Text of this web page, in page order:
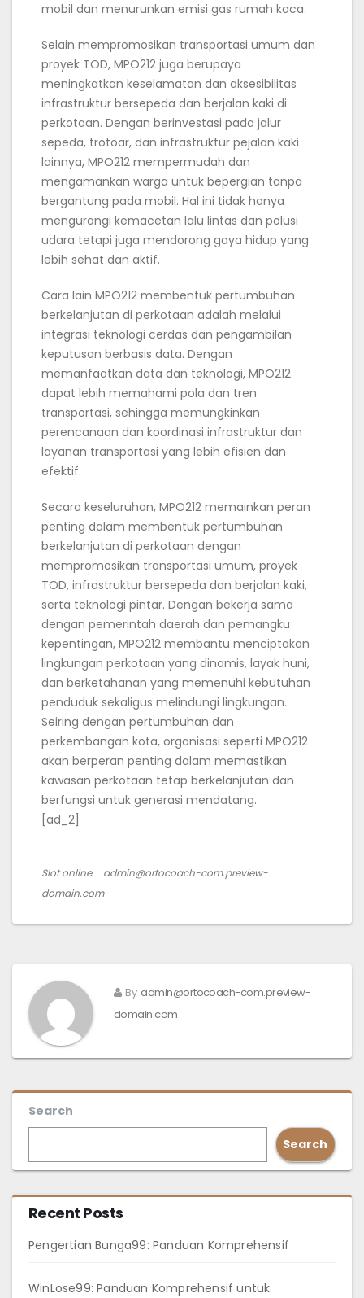
mobil dan menurunkan emisi gas rumah kaca.
Selain mempromosikan transportasi umum dan
proyek TOD, MPO212 juga berupaya
meningkatkan keselamatan dan aksesibilitas
infrastruktur bersepeda dan berjalan kaki di
perkotaan. Dengan berinvestasi pada jalur
sepeda, trotoar, dan infrastruktur pejalan kaki
lainnya, MPO212 mempermudah dan
mengamankan warga untuk bepergian tanpa
bergantung pada mobil. Hal ini tidak hanya
mengurangi kemacetan lalu lintas dan polusi
udara tetapi juga mendorong gaya hidup yang
lebih sehat dan aktif.
Cara lain MPO212 membentuk pertumbuhan
berkelanjutan di perkotaan adalah melalui
integrasi teknologi cerdas dan pengambilan
keputusan berbasis data. Dengan
memanfaatkan data dan teknologi, MPO212
dapat lebih memahami pola dan tren
transportasi, sehingga memungkinkan
perencanaan dan koordinasi infrastruktur dan
layanan transportasi yang lebih efisien dan
efektif.
Secara keseluruhan, MPO212 memainkan peran
penting dalam membentuk pertumbuhan
berkelanjutan di perkotaan dengan
mempromosikan transportasi umum, proyek
TOD, infrastruktur bersepeda dan berjalan kaki,
serta teknologi pintar. Dengan bekerja sama
dengan pemerintah daerah dan pemangku
kepentingan, MPO212 membantu menciptakan
lingkungan perkotaan yang dinamis, layak huni,
dan berketahanan yang memenuhi kebutuhan
penduduk sekaligus melindungi lingkungan.
Seiring dengan pertumbuhan dan
perkembangan kota, organisasi seperti MPO212
akan berperan penting dalam memastikan
kawasan perkotaan tetap berkelanjutan dan
berfungsi untuk generasi mendatang.
[ad_2]
Slot online
admin@ortocoach-com.preview-
domain.com
By admin@ortocoach-com.preview-
domain.com
Search
Search
Recent Posts
Pengertian Bunga99: Panduan Komprehensif
WinLose99: Panduan Komprehensif untuk